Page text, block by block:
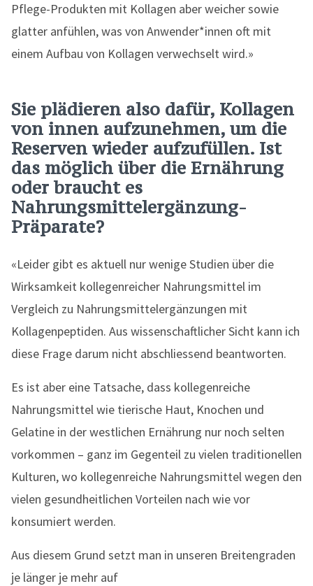
Pflege-Produkten mit Kollagen aber weicher sowie
glatter anfühlen, was von Anwender*innen oft mit
einem Aufbau von Kollagen verwechselt wird.»
Sie plädieren also dafür, Kollagen
von innen aufzunehmen, um die
Reserven wieder aufzufüllen. Ist
das möglich über die Ernährung
oder braucht es
Nahrungsmittelergänzung-
Präparate?
«Leider gibt es aktuell nur wenige Studien über die
Wirksamkeit kollegenreicher Nahrungsmittel im
Vergleich zu Nahrungsmittelergänzungen mit
Kollagenpeptiden. Aus wissenschaftlicher Sicht kann ich
diese Frage darum nicht abschliessend beantworten.
Es ist aber eine Tatsache, dass kollegenreiche
Nahrungsmittel wie tierische Haut, Knochen und
Gelatine in der westlichen Ernährung nur noch selten
vorkommen – ganz im Gegenteil zu vielen traditionellen
Kulturen, wo kollegenreiche Nahrungsmittel wegen den
vielen gesundheitlichen Vorteilen nach wie vor
konsumiert werden.
Aus diesem Grund setzt man in unseren Breitengraden
je länger je mehr auf